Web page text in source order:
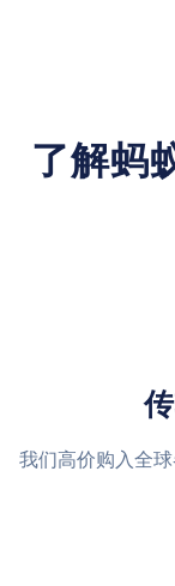
了解蚂
我们高价购入全